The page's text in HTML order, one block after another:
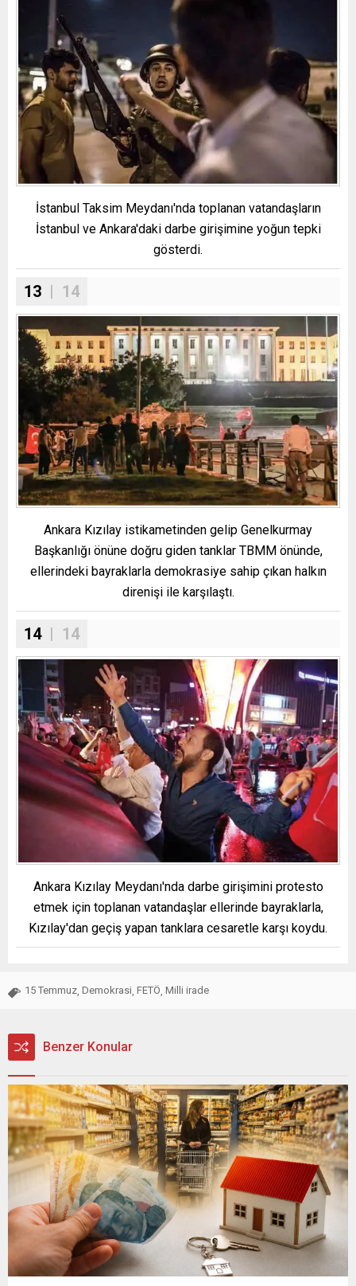
İstanbul Taksim Meydanı'nda toplanan vatandaşların
İstanbul ve Ankara'daki darbe girişimine yoğun tepki
gösterdi.
13 | 14
Ankara Kızılay istikametinden gelip Genelkurmay
Başkanlığı önüne doğru giden tanklar TBMM önünde,
ellerindeki bayraklarla demokrasiye sahip çıkan halkın
direnişi ile karşılaştı.
14| 14
Ankara Kızılay Meydanı'nda darbe girişimini protesto
etmek için toplanan vatandaşlar ellerinde bayraklarla,
Kızılay'dan geçiş yapan tanklara cesaretle karşı koydu.
15 Temmuz, Demokrasi, FETÖ, Milli irade
Benzer Konular